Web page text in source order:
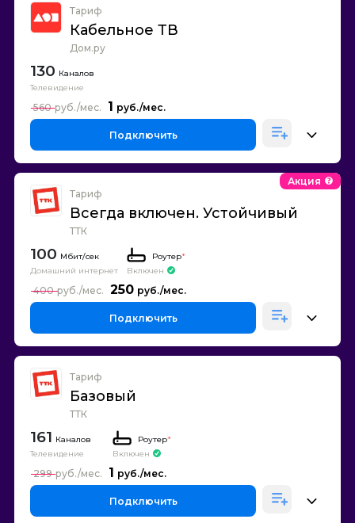
Тариф
Кабельное ТВ
Дом.ру
130 Каналов
Телевидение
1
560
Подключить
Тариф
Всегда включен. Устойчивый
ТТК
Акция
100
Домашний интернет
Роутер*
Включен
250
400
Подключить
Тариф
Базовый
ТТК
161 Каналов
Телевидение
Роутер*
Включен
1
299
Подключить